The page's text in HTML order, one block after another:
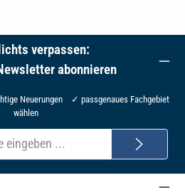
verpassen:
abonnieren
Neuerungen ✓ passgenaues Fachgebiet
wählen